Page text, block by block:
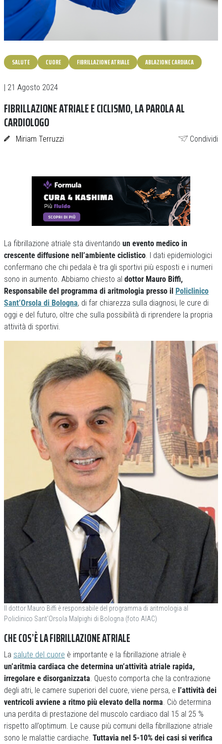
SALUTE CUORE FIBRILLAZIONE ATRIALE ABLAZIONE CARDIACA
| 21 Agosto 2024
FIBRILLAZIONE ATRIALE E CICLISMO, LA PAROLA AL
CARDIOLOGO
Miriam Terruzzi Condividi
La fibrillazione atriale sta diventando un evento medico in
crescente diffusione nell’ambiente ciclistico. I dati epidemiologici
confermano che chi pedala è tra gli sportivi più esposti e i numeri
sono in aumento. Abbiamo chiesto al dottor Mauro Biffi,
Responsabile del programma di aritmologia presso il Policlinico
Sant’Orsola di Bologna, di far chiarezza sulla diagnosi, le cure di
oggi e del futuro, oltre che sulla possibilità di riprendere la propria
attività di sportivi.
Il dottor Mauro Biffi è responsabile del programma di aritmologia al
Policlinico Sant’Orsola Malpighi di Bologna (foto AIAC)
CHE COS’È LA FIBRILLAZIONE ATRIALE
La salute del cuore è importante e la fibrillazione atriale è
un’aritmia cardiaca che determina un’attività atriale rapida,
irregolare e disorganizzata. Questo comporta che la contrazione
degli atri, le camere superiori del cuore, viene persa, e l’attività dei
ventricoli avviene a ritmo più elevato della norma. Ciò determina
una perdita di prestazione del muscolo cardiaco dal 15 al 25 %
rispetto all’optimum. Le cause più comuni della fibrillazione atriale
sono le malattie cardiache. Tuttavia nel 5-10% dei casi si verifica